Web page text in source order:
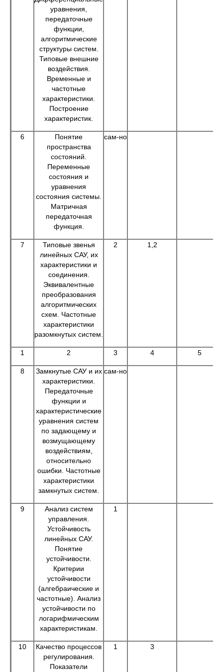
уравнения,
передаточные
функции,
алгоритмические
структуры систем.
Типовые внешние
воздействия.
Временные и
частотные
характеристики.
Построение
характеристик.
6
Понятие
пространства
состояний.
Переменные
состояния и
уравнения
состояния системы.
Матричная
передаточная
функция.
сам-но
7
Типовые звенья
линейных САУ, их
характеристики и
соединения.
Эквивалентные
преобразования
алгоритмических
схем. Частотные
характеристики
разомкнутых систем.
2 1,2
1 2 3 4 5
8
Замкнутые САУ и их
характеристики.
Передаточные
функции и
характеристические
уравнения систем
по задающему и
возмущающему
воздействиям,
относительно
ошибки. Частотные
характеристики
замкнутых систем.
сам-но
9
Анализ систем
управления.
Устойчивость
линейных САУ.
Понятие
устойчивости.
Критерии
устойчивости
(алгебраические и
частотные). Анализ
устойчивости по
логарифмическим
характеристикам.
1
10
Качество процессов
регулирования.
Показатели
1 3